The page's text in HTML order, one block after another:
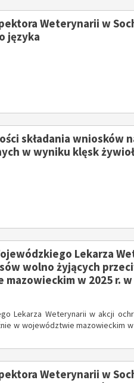
IŁÓW – MIASTO HISTORII, NATURY I NOWYCH MOŻLIWOŚCI
Weterynarii w
języka
składania wniosków
w wyniku klęsk
Lekarza
wolno żyjących
w 2025 r. w
Lekarza Weterynarii w akcji
w województwie mazowieckim w
Weterynarii w